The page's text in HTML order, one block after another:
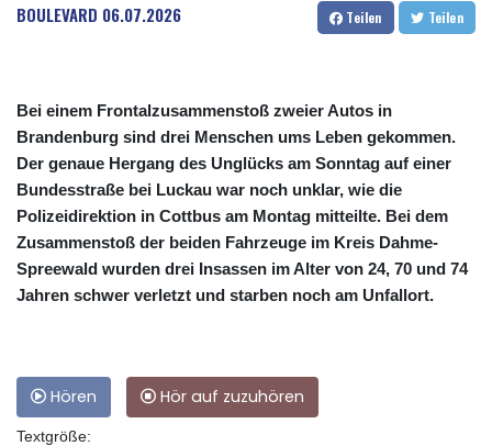
BOULEVARD 06.07.2026 Teilen Teilen
Bei einem Frontalzusammenstoß zweier Autos in
Brandenburg sind drei Menschen ums Leben gekommen.
Der genaue Hergang des Unglücks am Sonntag auf einer
Bundesstraße bei Luckau war noch unklar, wie die
Polizeidirektion in Cottbus am Montag mitteilte. Bei dem
Zusammenstoß der beiden Fahrzeuge im Kreis Dahme-
Spreewald wurden drei Insassen im Alter von 24, 70 und 74
Jahren schwer verletzt und starben noch am Unfallort.
Hören Hör auf zuzuhören
Textgröße: